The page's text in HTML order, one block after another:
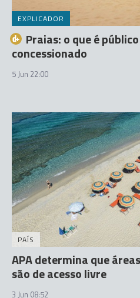
EXPLICADOR
Praias: o que é
concessionado
5 Jun 22:00
PAÍS
APA determina que
são de acesso livre
3 Jun 08:52